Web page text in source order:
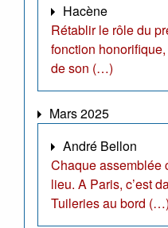
Hacène
Rétablir le rôle du
fonction
de son (…)
Mars 2025
André Bellon
Chaque assemblée
lieu. A Paris, c’est
Tuileries au bord (…)